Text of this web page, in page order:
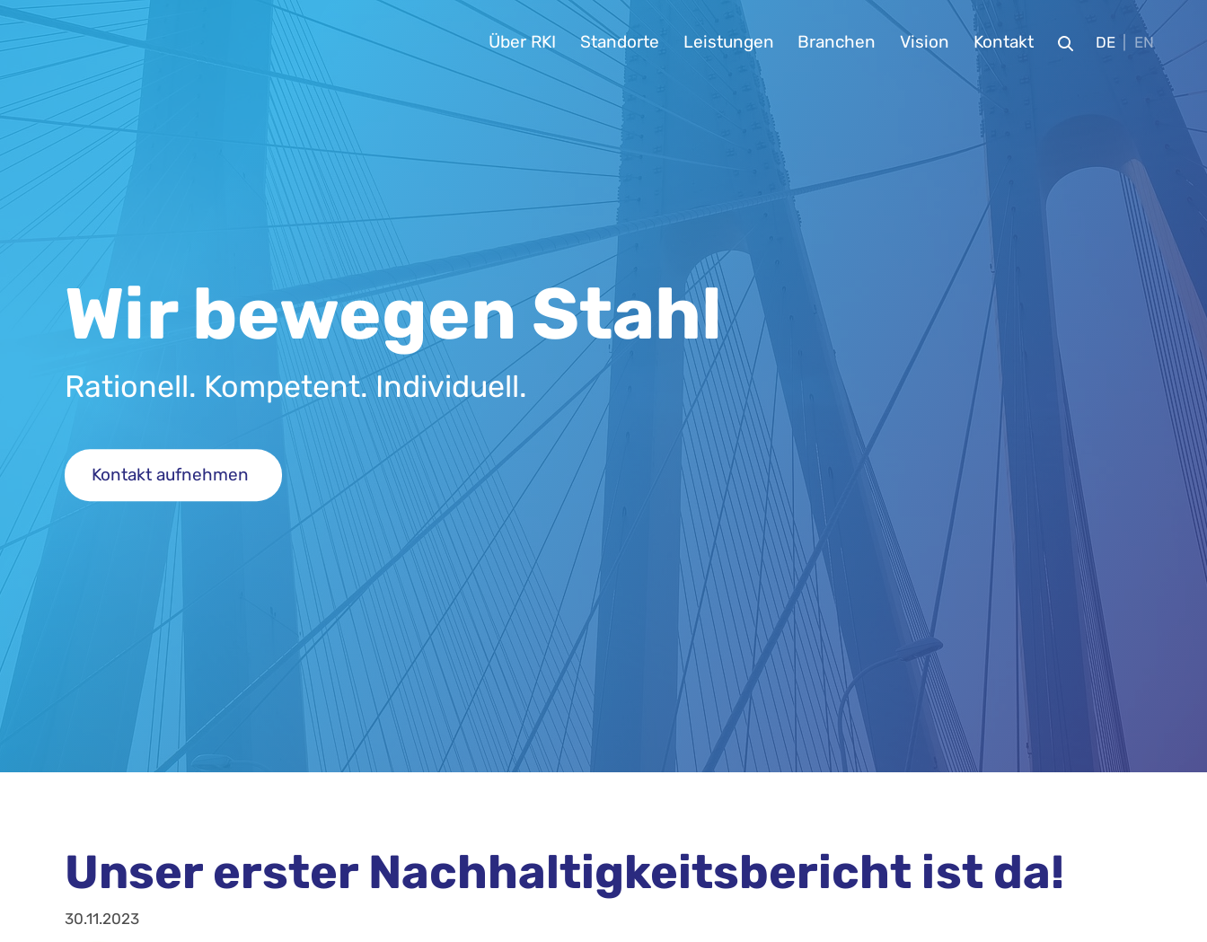
Über RKI Standorte Leistungen Branchen Vision Kontakt DE EN
Wir bewegen Stahl
Rationell. Kompetent. Individuell.
Kontakt aufnehmen
Unser erster Nachhaltigkeitsbericht ist da!
30.11.2023